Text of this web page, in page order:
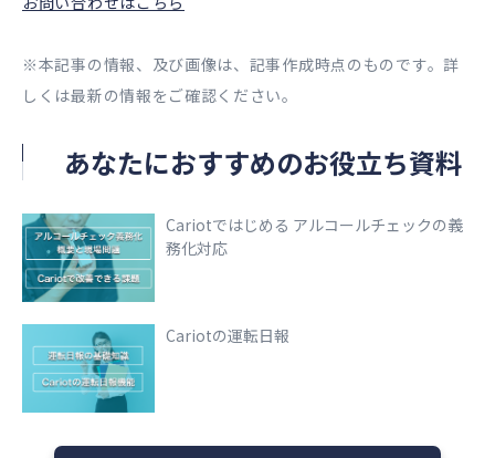
※本記事の情報、及び画像は、記事作成時点のものです。詳
しくは最新の情報をご確認ください。
あなたにおすすめのお役立ち資料
Cariotではじめる アルコールチェックの義
務化対応
Cariotの運転日報